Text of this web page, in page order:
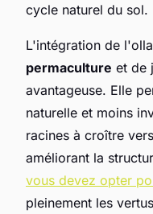
cycle naturel du sol.
L'intégration de
permaculture et de
avantageuse. Elle
naturelle et moins
racines à croître
améliorant la
vous devez opter
pleinement les